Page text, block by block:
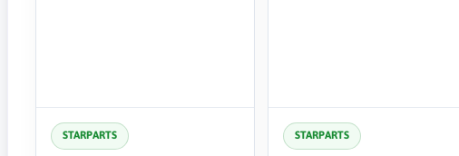
STARPARTS STARPARTS